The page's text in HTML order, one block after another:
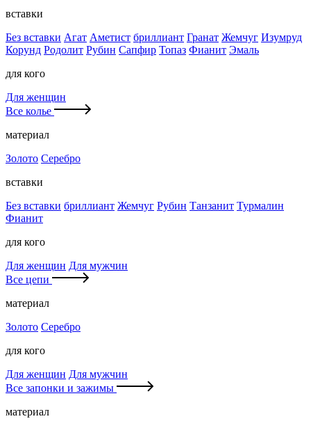
вставки
Без вставки Агат Аметист бриллиант Гранат Жемчуг Изумруд
Корунд Родолит Рубин Сапфир Топаз Фианит Эмаль
для кого
Для женщин
Все колье
материал
Золото Серебро
вставки
Без вставки бриллиант Жемчуг Рубин Танзанит Турмалин
Фианит
для кого
Для женщин Для мужчин
Все цепи
материал
Золото Серебро
для кого
Для женщин Для мужчин
Все запонки и зажимы
материал